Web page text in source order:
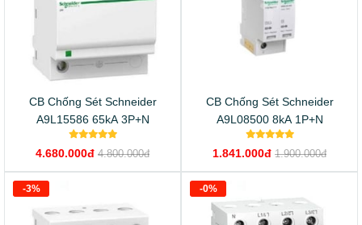
CB Chống Sét Schneider
A9L15586 65kA 3P+N
4.680.000đ 4.800.000đ
CB Chống Sét Schneider
A9L08500 8kA 1P+N
1.841.000đ 1.900.000đ
-3% -0%